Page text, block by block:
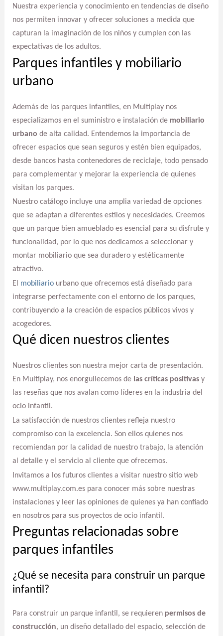
Nuestra experiencia y conocimiento en tendencias de diseño
nos permiten innovar y ofrecer soluciones a medida que
capturan la imaginación de los niños y cumplen con las
expectativas de los adultos.
Parques infantiles y mobiliario
urbano
Además de los parques infantiles, en Multiplay nos
especializamos en el suministro e instalación de mobiliario
urbano de alta calidad. Entendemos la importancia de
ofrecer espacios que sean seguros y estén bien equipados,
desde bancos hasta contenedores de reciclaje, todo pensado
para complementar y mejorar la experiencia de quienes
visitan los parques.
Nuestro catálogo incluye una amplia variedad de opciones
que se adaptan a diferentes estilos y necesidades. Creemos
que un parque bien amueblado es esencial para su disfrute y
funcionalidad, por lo que nos dedicamos a seleccionar y
montar mobiliario que sea duradero y estéticamente
atractivo.
El mobiliariourbano que ofrecemos está diseñado para
integrarse perfectamente con el entorno de los parques,
contribuyendo a la creación de espacios públicos vivos y
acogedores.
Qué dicen nuestros clientes
Nuestros clientes son nuestra mejor carta de presentación.
En Multiplay, nos enorgullecemos de las críticas positivasy
las reseñas que nos avalan como líderes en la industria del
ocio infantil.
La satisfacción de nuestros clientes refleja nuestro
compromiso con la excelencia. Son ellos quienes nos
recomiendan por la calidad de nuestro trabajo, la atención
al detalle y el servicio al cliente que ofrecemos.
Invitamos a los futuros clientes a visitar nuestro sitio web
www.multiplay.com.es para conocer más sobre nuestras
instalaciones y leer las opiniones de quienes ya han confiado
en nosotros para sus proyectos de ocio infantil.
Preguntas relacionadas sobre
parques infantiles
¿Qué se necesita para construir un parque
infantil?
Para construir un parque infantil, se requieren permisos de
construcción, un diseño detallado del espacio, selección de